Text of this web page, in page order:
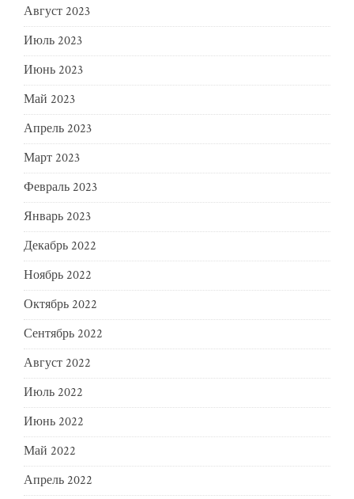
Август 2023
Июль 2023
Июнь 2023
Май 2023
Апрель 2023
Март 2023
Февраль 2023
Январь 2023
Декабрь 2022
Ноябрь 2022
Октябрь 2022
Сентябрь 2022
Август 2022
Июль 2022
Июнь 2022
Май 2022
Апрель 2022